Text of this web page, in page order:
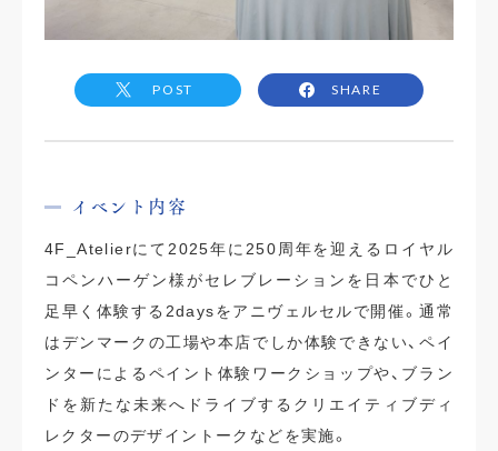
POST SHARE
イベント内容
4F_Atelierにて2025年に250周年を迎えるロイヤル
コペンハーゲン様がセレブレーションを日本でひと
足早く体験する2daysをアニヴェルセルで開催。通常
はデンマークの工場や本店でしか体験できない、ペイ
ンターによるペイント体験ワークショップや、ブラン
ドを新たな未来へドライブするクリエイティブディ
レクターのデザイントークなどを実施。